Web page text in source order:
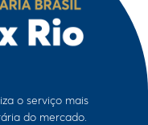
o serviço mais
do mercado.